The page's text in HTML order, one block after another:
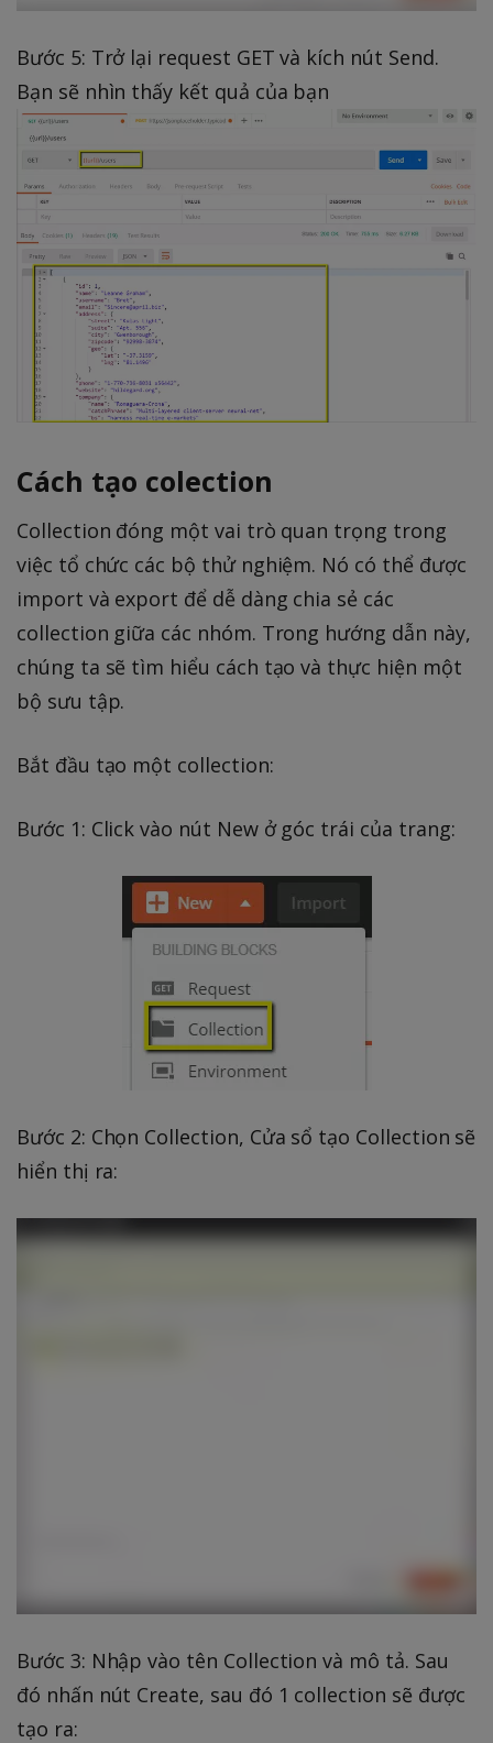
Bước 5: Trở lại request GET và kích nút Send.
Bạn sẽ nhìn thấy kết quả của bạn
Cách tạo colection
Collection đóng một vai trò quan trọng trong
việc tổ chức các bộ thử nghiệm. Nó có thể được
import và export để dễ dàng chia sẻ các
collection giữa các nhóm. Trong hướng dẫn này,
chúng ta sẽ tìm hiểu cách tạo và thực hiện một
bộ sưu tập.
Bắt đầu tạo một collection:
Bước 1: Click vào nút New ở góc trái của trang:
Bước 2: Chọn Collection, Cửa sổ tạo Collection sẽ
hiển thị ra:
Bước 3: Nhập vào tên Collection và mô tả. Sau
đó nhấn nút Create, sau đó 1 collection sẽ được
tạo ra: